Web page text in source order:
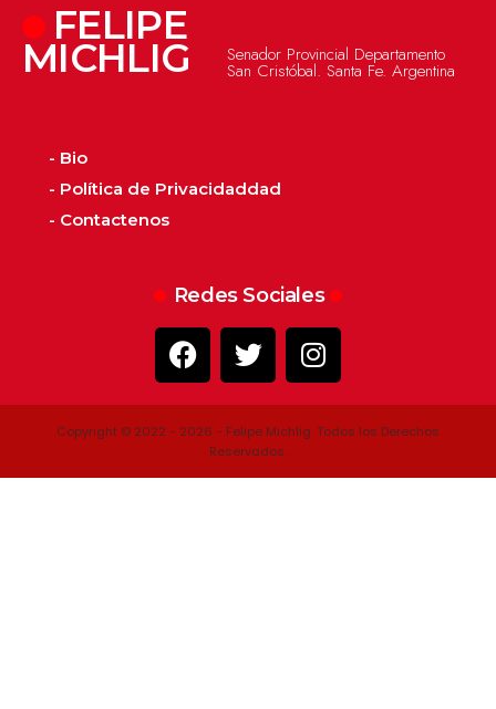
FELIPE
MICHLIG Senador Provincial Departamento
San Cristóbal. Santa Fe. Argentina
- Bio
- Política de Privacidaddad
- Contactenos
Redes Sociales
Copyright © 2022 - 2026 - Felipe Michlig. Todos los Derechos
Reservados.